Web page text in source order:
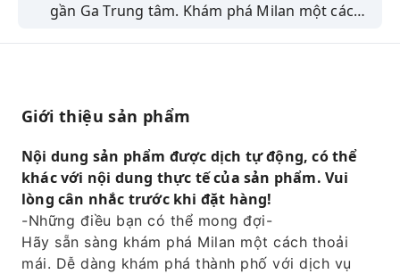
gần Ga Trung tâm. Khám phá Milan một cách
Giới thiệu sản phẩm
Nội dung sản phẩm được dịch tự động, có thể
khác với nội dung thực tế của sản phẩm. Vui
lòng cân nhắc trước khi đặt hàng!
-Những điều bạn có thể mong đợi-
Hãy sẵn sàng khám phá Milan một cách thoải
mái. Dễ dàng khám phá thành phố với dịch vụ